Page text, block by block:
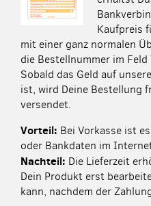
Kaufpreis
mit einer ganz normalen
die Bestellnummer im
Sobald das Geld auf
ist, wird Deine Bestellung
versendet.
Vorteil: Bei Vorkasse ist
oder Bankdaten im
Nachteil: Die Lieferzeit
Dein Produkt erst
kann, nachdem der